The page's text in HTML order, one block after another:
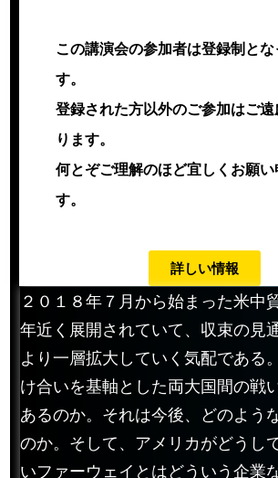
この講演会の参加者は登録制とな
す。
登録された方以外のご参加はご
ります。
何とぞご理解のほど宜しく お願い
す。
詳しい情報
２０１８年７月から始まった米
年近く展開されていて、収束の見
より一層拡大していく気配である
け合いを基軸とした両大国間の戦
あるのか。それは今後、どのよう
のか。そして、アメリカがどうし
いファーウェイとはどういう企業